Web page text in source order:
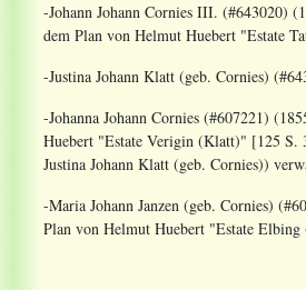
-Johann Johann Cornies III. (#643020)
dem Plan von Helmut Huebert "Estate
-Justina Johann Klatt (geb. Cornies)
-Johanna Johann Cornies (#607221)
Huebert "Estate Verigin (Klatt)" [125 S.
Justina Johann Klatt (geb. Cornies))
-Maria Johann Janzen (geb. Cornies)
Plan von Helmut Huebert "Estate